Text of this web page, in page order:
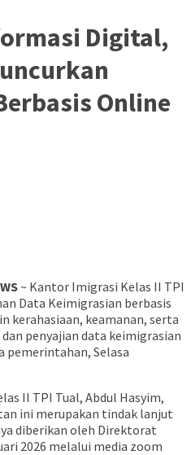
Digital,
Online
~ Kantor Imigrasi Kelas II TPI
Data Keimigrasian berbasis
kerahasiaan, keamanan, serta
penyajian data keimigrasian
pemerintahan, Selasa
II TPI Tual, Abdul Hasyim,
ini merupakan tindak lanjut
diberikan oleh Direktorat
2026 melalui media zoom